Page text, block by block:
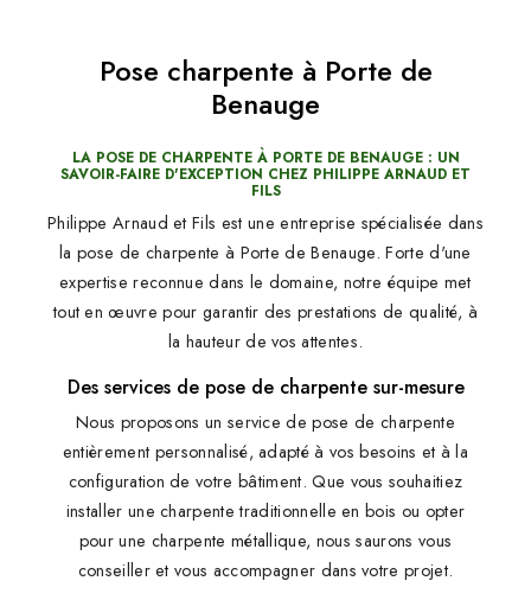
Pose charpente à Porte de
Benauge
LA POSE DE CHARPENTE À PORTE DE BENAUGE : UN
SAVOIR-FAIRE D'EXCEPTION CHEZ PHILIPPE ARNAUD ET
FILS
Philippe Arnaud et Fils est une entreprise spécialisée dans
la pose de charpente à Porte de Benauge. Forte d'une
expertise reconnue dans le domaine, notre équipe met
tout en œuvre pour garantir des prestations de qualité, à
la hauteur de vos attentes.
Des services de pose de charpente sur-mesure
Nous proposons un service de pose de charpente
entièrement personnalisé, adapté à vos besoins et à la
configuration de votre bâtiment. Que vous souhaitiez
installer une charpente traditionnelle en bois ou opter
pour une charpente métallique, nous saurons vous
conseiller et vous accompagner dans votre projet.